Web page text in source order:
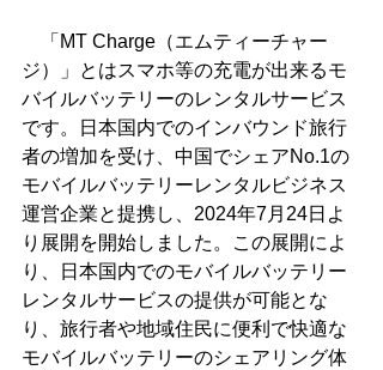
「MT Charge（エムティーチャー
ジ）」とはスマホ等の充電が出来るモ
バイルバッテリーのレンタルサービス
です。日本国内でのインバウンド旅行
者の増加を受け、中国でシェアNo.1の
モバイルバッテリーレンタルビジネス
運営企業と提携し、2024年7月24日よ
り展開を開始しました。この展開によ
り、日本国内でのモバイルバッテリー
レンタルサービスの提供が可能とな
り、旅行者や地域住民に便利で快適な
モバイルバッテリーのシェアリング体